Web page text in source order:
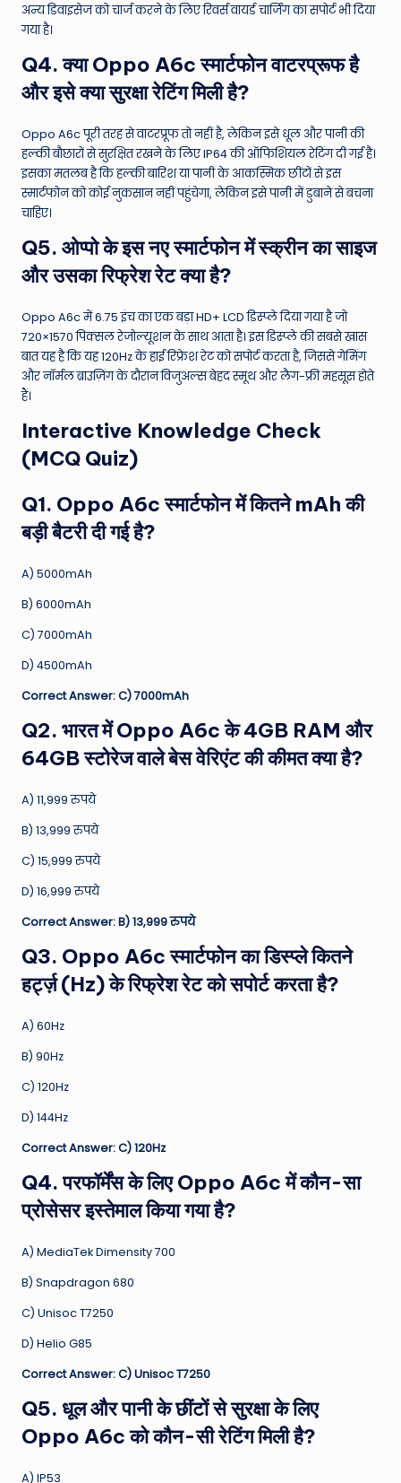
अन्य डिवाइसेज को चार्ज करने के लिए रिवर्स वायर्ड चार्जिंग का सपोर्ट भी दिया
गया है।
Q4. क्या Oppo A6c स्मार्टफोन वाटरप्रूफ है
और इसे क्या सुरक्षा रेटिंग मिली है?
Oppo A6c पूरी तरह से वाटरप्रूफ तो नहीं है, लेकिन इसे धूल और पानी की
हल्की बौछारों से सुरक्षित रखने के लिए IP64 की ऑफिशियल रेटिंग दी गई है।
इसका मतलब है कि हल्की बारिश या पानी के आकस्मिक छींटों से इस
स्मार्टफोन को कोई नुकसान नहीं पहुंचेगा, लेकिन इसे पानी में डुबाने से बचना
चाहिए।
Q5. ओप्पो के इस नए स्मार्टफोन में स्क्रीन का साइज
और उसका रिफ्रेश रेट क्या है?
Oppo A6c में 6.75 इंच का एक बड़ा HD+ LCD डिस्प्ले दिया गया है जो
720×1570 पिक्सल रेजोल्यूशन के साथ आता है।इस डिस्प्ले की सबसे खास
बात यह है कि यह 120Hz के हाई रिफ्रेश रेट को सपोर्ट करता है, जिससे गेमिंग
और नॉर्मल ब्राउज़िंग के दौरान विजुअल्स बेहद स्मूथ और लैग-फ्री महसूस होते
हैं।
Interactive Knowledge Check
(MCQ Quiz)
Q1. Oppo A6c स्मार्टफोन में कितने mAh की
बड़ी बैटरी दी गई है?
A) 5000mAh
B) 6000mAh
C) 7000mAh
D) 4500mAh
Correct Answer: C) 7000mAh
Q2. भारत में Oppo A6c के 4GB RAM और
64GB स्टोरेज वाले बेस वेरिएंट की कीमत क्या है?
A) 11,999 रुपये
B) 13,999 रुपये
C) 15,999 रुपये
D) 16,999 रुपये
Correct Answer: B) 13,999 रुपये
Q3. Oppo A6c स्मार्टफोन का डिस्प्ले कितने
हर्ट्ज़ (Hz) के रिफ्रेश रेट को सपोर्ट करता है?
A) 60Hz
B) 90Hz
C) 120Hz
D) 144Hz
Correct Answer: C) 120Hz
Q4. परफॉर्मेंस के लिए Oppo A6c में कौन-सा
प्रोसेसर इस्तेमाल किया गया है?
A) MediaTek Dimensity 700
B) Snapdragon 680
C) Unisoc T7250
D) Helio G85
Correct Answer: C) Unisoc T7250
Q5. धूल और पानी के छींटों से सुरक्षा के लिए
Oppo A6c को कौन-सी रेटिंग मिली है?
A) IP53